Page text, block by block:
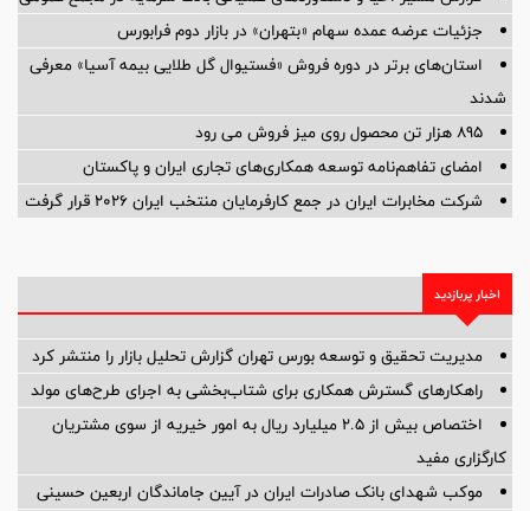
جزئیات عرضه عمده سهام «بتهران» در بازار دوم فرابورس
استان‌های برتر در دوره فروش «فستیوال گل طلایی بیمه آسیا» معرفی
شدند
895 هزار تن محصول روی میز فروش می رود
امضای تفاهم‌نامه توسعه همکاری‌های تجاری ایران و پاکستان
شرکت مخابرات ایران در جمع کارفرمایان منتخب ایران ۲۰۲۶ قرار گرفت
اخبار پربازدید
مدیریت تحقیق و توسعه‌ بورس تهران گزارش تحلیل بازار را منتشر کرد
راهکارهای گسترش همکاری برای شتاب‌بخشی به اجرای طرح‌های مولد
اختصاص بیش از ۲.۵ میلیارد ریال به امور خیریه از سوی مشتریان
کارگزاری مفید
موکب شهدای بانک صادرات ایران در آیین جاماندگان اربعین حسینی